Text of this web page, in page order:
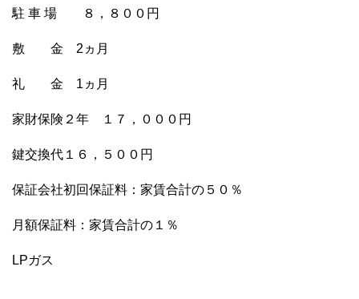
駐 車 場 ８，８００円
敷 金 2ヵ月
礼 金 1ヵ月
家財保険２年 １７，０００円
鍵交換代１６，５００円
保証会社初回保証料：家賃合計の５０％
月額保証料：家賃合計の１％
LPガス